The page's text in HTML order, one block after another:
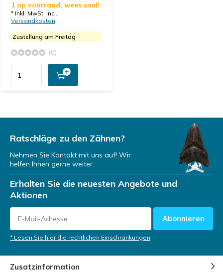
1 op voorraad, wees snel!
* Inkl. MwSt. Incl.
Versandkosten
Zustellung am Freitag
(0)
Ratschläge zu den Zähnen?
Nehmen Sie Kontakt mit uns auf! Wir
helfen Ihnen gerne weiter.
Erhalten Sie die neuesten Angebote und
Aktionen
Abonnieren
* Lesen Sie hier die rechtlichen Einschränkungen
Zusatzinformation